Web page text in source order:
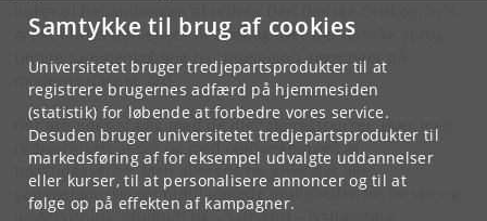
Samtykke til brug af cookies
Universitetet bruger tredjepartsprodukter til at
registrere brugernes adfærd på hjemmesiden
(statistik) for løbende at forbedre vores service.
Desuden bruger universitetet tredjepartsprodukter til
markedsføring af for eksempel udvalgte uddannelser
eller kurser, til at personalisere annoncer og til at
følge op på effekten af kampagner.
ordet findes der, ellers til Ordbog over det danske Sprog.
Denne sammenkobling har muliggjort søgninger på
moderne danske ord.
Der arbejdes stadig med de digitale ressourcer, især med
redigeringen af GO og med opmærkningen af
tekstudgaverne. Men allerede nu giver det lille
gammeldanske net hidtil uanede muligheder for forskning,
undervisning, studium og – såmænd – lystlæsning.